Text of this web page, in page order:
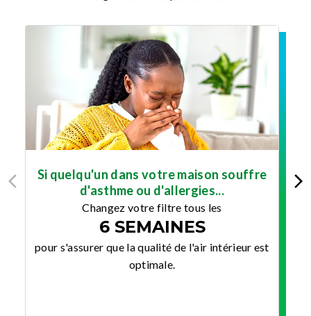
Si quelqu'un dans votre maison souffre
d'asthme ou d'allergies...
Changez votre filtre tous les
6 SEMAINES
pour s'assurer que la qualité de l'air intérieur est
optimale.